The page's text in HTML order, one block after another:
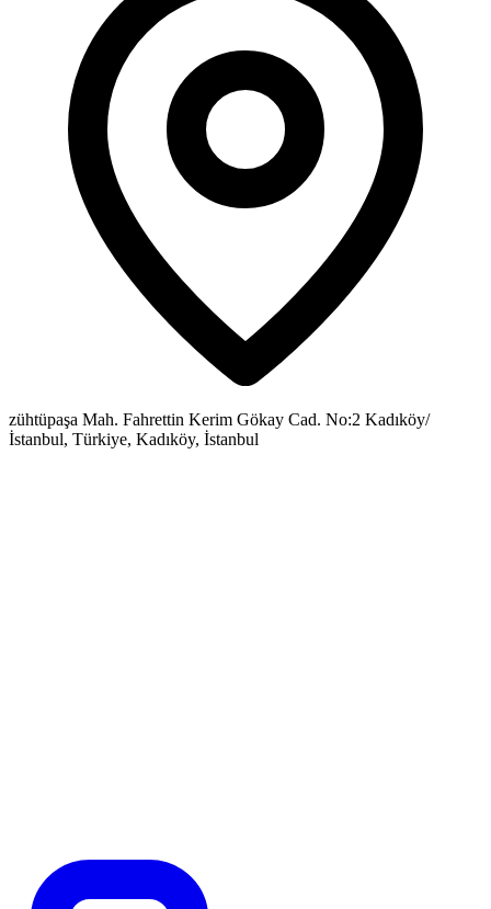
zühtüpaşa Mah. Fahrettin Kerim Gökay Cad. No:2 Kadıköy/
İstanbul, Türkiye, Kadıköy, İstanbul